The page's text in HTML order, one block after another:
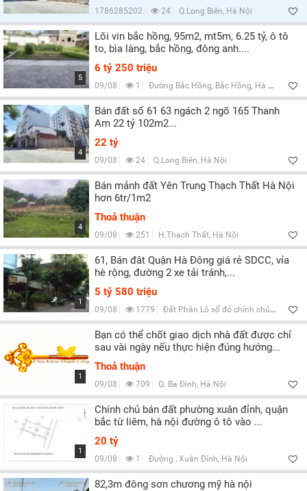
GIẤY TỜ PHÁP LÝ
Khác,
Lọc
1786285202 24 Q.Long Biên, Hà Nội
5
Lõi vin bắc hồng, 95m2, mt5m, 6.25 tỷ, ô tô
to, bìa làng, bắc hồng, đông anh....
6 tỷ 250 triệu
09/08 1 Đường Bắc Hồng, Bắc Hồng, Hà Nội
4
Bán đất số 61 63 ngách 2 ngõ 165 Thanh
Am 22 tỷ 102m2...
22 tỷ
09/08 24 Q.Long Biên, Hà Nội
4
Bán mảnh đất Yên Trung Thạch Thất Hà Nội
hơn 6tr/1m2
Thoả thuận
09/08 251 H.Thạch Thất, Hà Nội
1
61, Bán đât Quận Hà Đông giá rẻ SDCC, vỉa
hè rộng, đường 2 xe tải tránh,...
5 tỷ 580 triệu
09/08 1779 Đất Phân Lô sổ đỏ chính chủ, Q.Hà Đông, Hà Nội, Q.Hà Đông, Hà Nội
1
Bạn có thể chốt giao dịch nhà đất được chỉ
sau vài ngày nếu thực hiện đúng hướng...
Thoả thuận
09/08 709 Q. Ba Đình, Hà Nội
1
Chính chủ bán đất phường xuân đỉnh, quận
bắc từ liêm, hà nội đường ô tô vào ...
20 tỷ
09/08 1 Đường , Xuân Đỉnh, Hà Nội
82,3m đông sơn chương mỹ hà nội